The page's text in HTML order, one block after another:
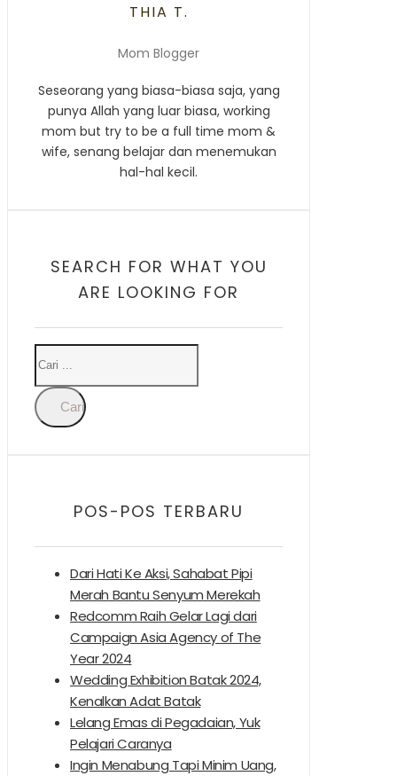
THIA T.
Mom Blogger
Seseorang yang biasa-biasa saja, yang
punya Allah yang luar biasa, working
mom but try to be a full time mom &
wife, senang belajar dan menemukan
hal-hal kecil.
SEARCH FOR WHAT YOU
ARE LOOKING FOR
Cari
POS-POS TERBARU
Dari Hati Ke Aksi, Sahabat Pipi
Merah Bantu Senyum Merekah
Redcomm Raih Gelar Lagi dari
Campaign Asia Agency of The
Year 2024
Wedding Exhibition Batak 2024,
Kenalkan Adat Batak
Lelang Emas di Pegadaian, Yuk
Pelajari Caranya
Ingin Menabung Tapi Minim Uang,